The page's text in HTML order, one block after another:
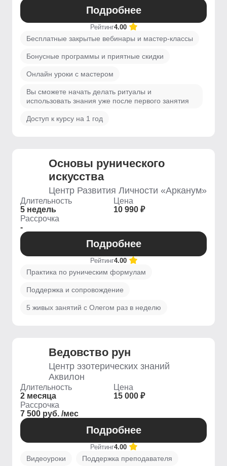
Подробнее
Рейтинг4.00
Бесплатные закрытые вебинары и мастер-классы
Бонусные программы и приятные скидки
Онлайн уроки с мастером
Вы сможете начать делать ритуалы и
использовать знания уже после первого занятия
Доступ к курсу на 1 год
Основы рунического
искусства
Центр Развития Личности «Арканум»
Длительность
5 недель
Цена
10 990 ₽
Рассрочка
-
Подробнее
Рейтинг4.00
Практика по руническим формулам
Поддержка и сопровождение
5 живых занятий с Олегом раз в неделю
Ведовство рун
Центр эзотерических знаний
Аквилон
Длительность
2 месяца
Цена
15 000 ₽
Рассрочка
7 500 руб. /мес
Подробнее
Рейтинг4.00
Видеоуроки Поддержка преподавателя